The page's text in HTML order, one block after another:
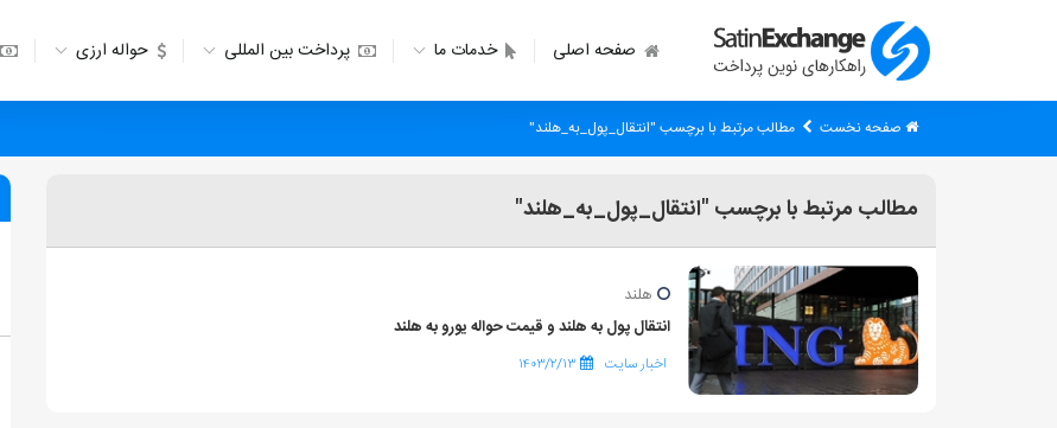
صفحه اصلی خدمات ما پرداخت بین المللی حواله ارزی
صفحه نخست مطالب مرتبط با برچسب "انتقال_پول_به_هلند"
مطالب مرتبط با برچسب "انتقال_پول_به_هلند"
هلند
انتقال پول به هلند و قیمت حواله یورو به هلند
اخبار سایت ۱۴۰۳/۲/۱۳